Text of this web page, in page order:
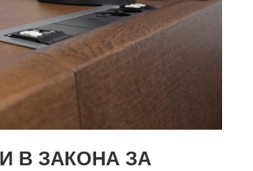
В ЗАКОНА ЗА